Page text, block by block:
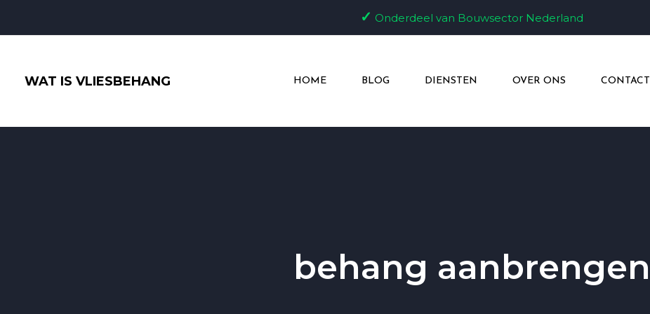
✓ Onderdeel van Bouwsector Nederland
WAT IS VLIESBEHANG HOME BLOG DIENSTEN OVER ONS CONTACT
behang aanbrengen